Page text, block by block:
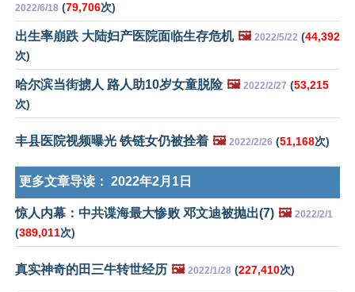
2022/6/18 (79,706次)
出生率崩跌 大陆妇产医院面临生存危机 🖼️ 2022/5/22 (44,392
次)
哈尔滨当街掳人 路人助10岁女童脱险 🖼️ 2022/2/27 (53,215
次)
丰县医院视频曝光 铁链女仍被拴着 🖼️ 2022/2/26 (51,168次)
更多文章导读： 2022年2月1日
惊人内幕：中共谍海最大惨败 邓文迪被抛出(7) 🖼️ 2022/2/1
(389,011次)
真实神奇的田三牛转世经历 🖼️ 2022/1/28 (227,410次)